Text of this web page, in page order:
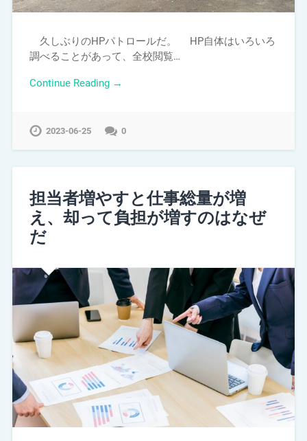
久しぶりのHPパトロールだ。 HP自体はいろいろ
調べることがあって、全校閲覧…
Continue Reading →
2023-06-25 0
担当者増やすと仕事総量が増
え、却って負担が増すのはなぜ
だ